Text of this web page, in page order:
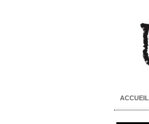
ACCUEIL